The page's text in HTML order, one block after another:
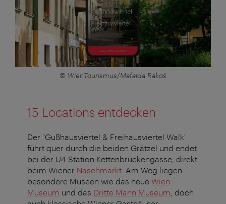
© WienTourismus/Mafalda Rakoš
15 Locations entdecken
Der "Gußhausviertel & Freihausviertel Walk"
führt quer durch die beiden Grätzel und endet
bei der U4 Station Kettenbrückengasse, direkt
beim Wiener Naschmarkt . Am Weg liegen
besondere Museen wie das neue Wien
Museum und das Dritte Mann Museum , doch